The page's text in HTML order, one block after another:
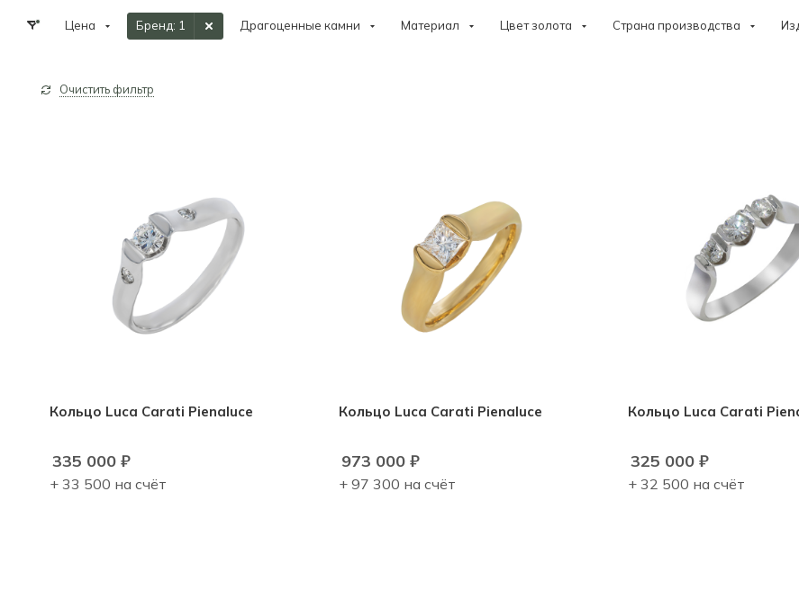
Цена Бренд: 1 Драгоценные камни Материал Цвет золота Страна производства
Очистить фильтр
Кольцо Luca Carati Pienaluce
335 000 ₽
+ 33 500 на счёт
Кольцо Luca Carati Pienaluce
973 000₽
+ 97 300 на счёт
Кольцо Luca Carati
325 000₽
+ 32 500 на счёт